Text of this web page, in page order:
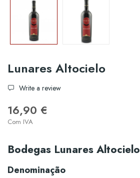
Lunares Altocielo
Write a review
16,90 €
Com IVA
Bodegas Lunares Altocielo
Denominação